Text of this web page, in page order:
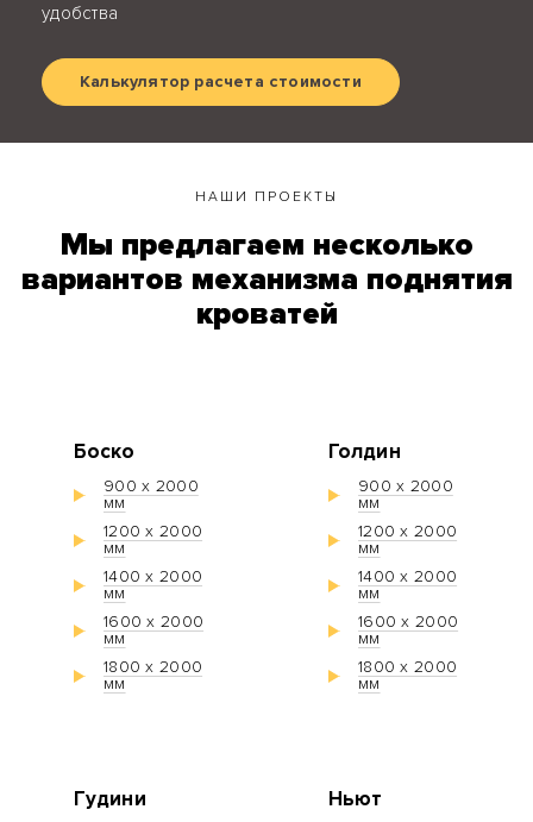
удобства
Калькулятор расчета стоимости
НАШИ ПРОЕКТЫ
Мы предлагаем несколько
вариантов механизма поднятия
кроватей
Боско
900 х 2000
мм
1200 х 2000
мм
1400 х 2000
мм
1600 х 2000
мм
1800 х 2000
мм
Голдин
900 х 2000
мм
1200 х 2000
мм
1400 х 2000
мм
1600 х 2000
мм
1800 х 2000
мм
Гудини Ньют